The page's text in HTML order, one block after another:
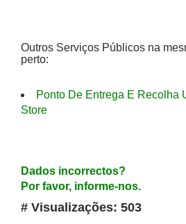
Outros Serviços Públicos na
perto:
Ponto De Entrega E Recolha
Store
Dados incorrectos?
Por favor, informe-nos.
# Visualizações: 503